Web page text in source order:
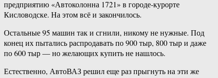
предприятию «Автоколонна 1721» в городе-курорте
Кисловодске. На этом всё и закончилось.
Остальные 95 машин так и сгнили, никому не нужные. Под
конец их пытались распродавать по 900 тыр, 800 тыр и даже
по 600 тыр — но желающих купить не нашлось.
Естественно, АвтоВАЗ решил еще раз прыгнуть на эти же